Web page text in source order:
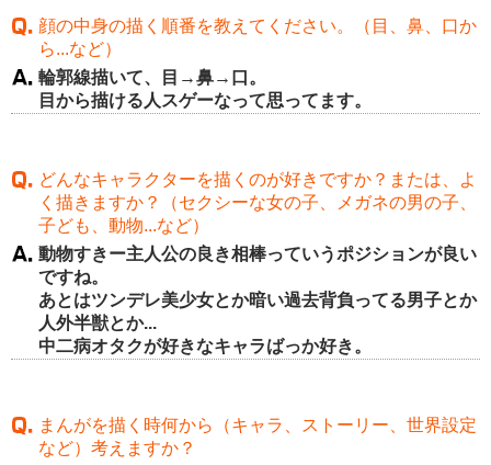
顔の中身の描く順番を教えてください。（目、鼻、口か
ら...など）
輪郭線描いて、目→鼻→口。
目から描ける人スゲーなって思ってます。
どんなキャラクターを描くのが好きですか？または、よ
く描きますか？（セクシーな女の子、メガネの男の子、
子ども、動物...など）
動物すきー主人公の良き相棒っていうポジションが良い
ですね。
あとはツンデレ美少女とか暗い過去背負ってる男子とか
人外半獣とか...
中二病オタクが好きなキャラばっか好き。
まんがを描く時何から（キャラ、ストーリー、世界設定
など）考えますか？